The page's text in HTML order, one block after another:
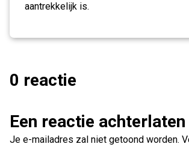
aantrekkelijk is.
0 reactie
Een reactie achterlaten
Je e-mailadres zal niet getoond worden.